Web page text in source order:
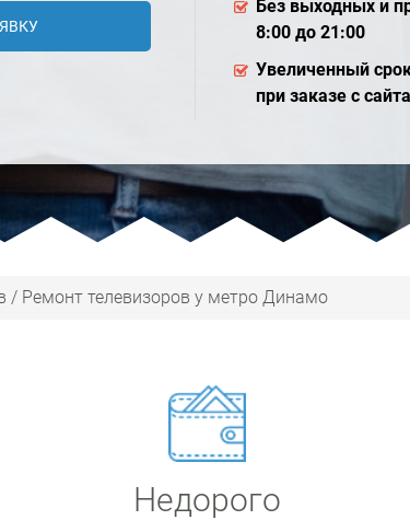
Без выходных и
8:00 до 21:00
Увеличенный
при заказе с сайта
/ Ремонт телевизоров у метро Динамо
Недорого